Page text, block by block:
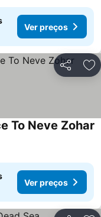
Ver preços
Partilhar
To Neve Zohar
Ver preços